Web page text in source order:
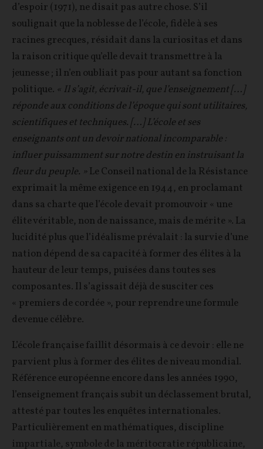
d’espoir (1971), ne disait pas autre chose. S’il
soulignait que la noblesse de l’école, fidèle à ses
racines grecques, résidait dans la curiositas et dans
la raison critique qu’elle devait transmettre à la
jeunesse ; il n’en oubliait pas pour autant sa fonction
politique. « Il s’agit, écrivait-il, que l’enseignement […]
réponde aux conditions de l’époque qui sont utilitaires,
scientifiques et techniques. […] L’école et ses
enseignants ont un devoir national incomparable :
influer puissamment sur notre destin en instruisant la
fleur du peuple. »Le Conseil national de la Résistance
exprimait la même exigence en 1944, en proclamant
dans sa charte que l’école devait promouvoir « une
élite véritable, non de naissance, mais de mérite ». La
lucidité plus que l’idéalisme prévalait : la survie d’une
nation dépend de sa capacité à former des élites à la
hauteur de leur temps, puisées dans toutes ses
composantes. Il s’agissait déjà de susciter ces
« premiers de cordée », pour reprendre une formule
devenue célèbre.
L’école française faillit désormais à ce devoir : elle ne
parvient plus à former des élites de niveau mondial.
Référence européenne encore dans les années 1990,
l’enseignement français subit un déclassement brutal,
attesté par toutes les enquêtes internationales.
Particulièrement en mathématiques, discipline
impartiale, symbole de la méritocratie républicaine,